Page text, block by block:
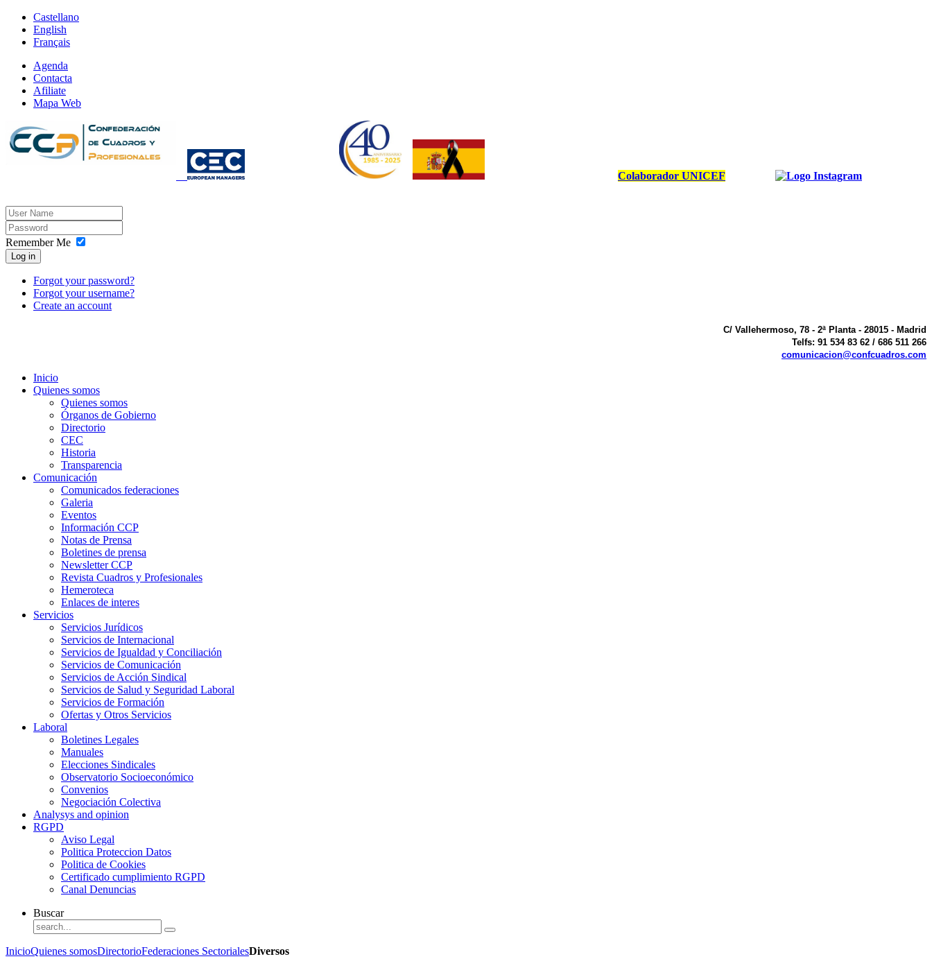
Castellano
English
Français
Agenda
Contacta
Afiliate
Mapa Web
Colaborador UNICEF
Remember Me
Log in
Forgot your password?
Forgot your username?
Create an account
C/ Vallehermoso, 78 - 2ª Planta - 28015 - Madrid
Telfs: 91 534 83 62 / 686 511 266
comunicacion@confcuadros.com
Inicio
Quienes somos
Quienes somos
Órganos de Gobierno
Directorio
CEC
Historia
Transparencia
Comunicación
Comunicados federaciones
Galeria
Eventos
Información CCP
Notas de Prensa
Boletines de prensa
Newsletter CCP
Revista Cuadros y Profesionales
Hemeroteca
Enlaces de interes
Servicios
Servicios Jurídicos
Servicios de Internacional
Servicios de Igualdad y Conciliación
Servicios de Comunicación
Servicios de Acción Sindical
Servicios de Salud y Seguridad Laboral
Servicios de Formación
Ofertas y Otros Servicios
Laboral
Boletines Legales
Manuales
Elecciones Sindicales
Observatorio Socioeconómico
Convenios
Negociación Colectiva
Analysys and opinion
RGPD
Aviso Legal
Politica Proteccion Datos
Politica de Cookies
Certificado cumplimiento RGPD
Canal Denuncias
Buscar
InicioQuienes somosDirectorioFederaciones SectorialesDiversos